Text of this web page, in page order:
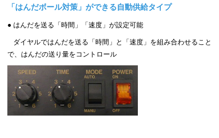
「はんだボール対策」ができる自動供給タイプ
● はんだを送る「時間」「速度」が設定可能
ダイヤルではんだを送る「時間」と「速度」を組み合わせること
で、はんだの送り量をコントロール